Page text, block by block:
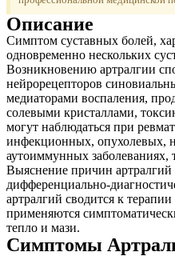
Описание
Симптом суставных болей,
одновременно нескольких
Возникновению артралгии
нейрорецепторов
медиаторами воспаления,
солевыми кристаллами,
могут наблюдаться при
инфекционных, опухолевых,
аутоиммунных заболеваниях,
Выяснение причин
дифференциально-
артралгий сводится к
применяются
тепло и мази.
Симптомы